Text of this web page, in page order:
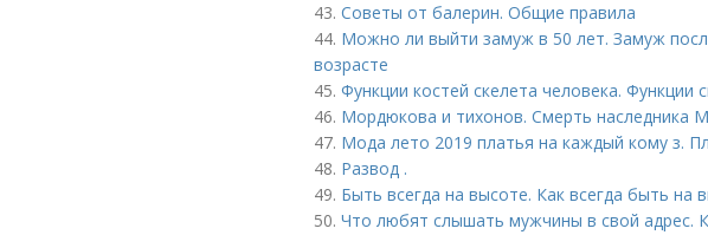
43. Советы от балерин. Общие правила
44. Можно ли выйти замуж в 50 лет. Замуж
возрасте
45. Функции костей скелета человека. Функции
46. Мордюкова и тихонов. Смерть наследника
47. Мода лето 2019 платья на каждый кому з.
48. Развод .
49. Быть всегда на высоте. Как всегда быть на
50. Что любят слышать мужчины в свой адрес.